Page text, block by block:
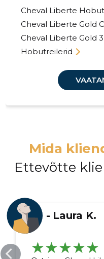
Cheval Liberte
Cheval Liberte Gold
Cheval Liberte Gold 3
Hobutreilerid
Mida
Ettevõtte
- Laura K.